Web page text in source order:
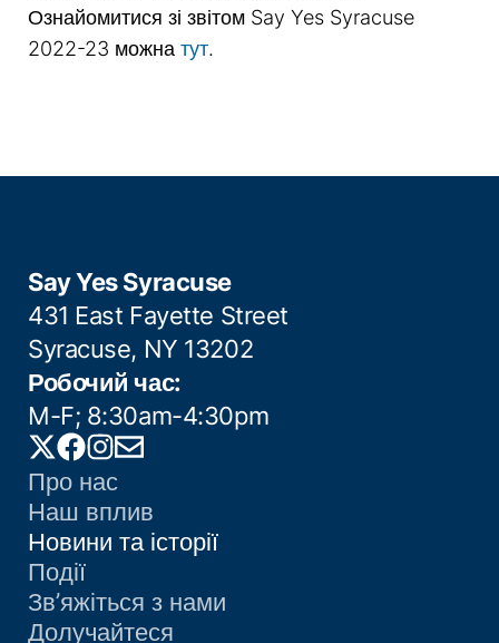
Ознайомитися зі звітом Say Yes Syracuse
2022-23 можна тут.
Say Yes Syracuse
431 East Fayette Street
Syracuse, NY 13202
Робочий час:
M-F; 8:30am-4:30pm
Twitter
Facebook
Instagram
Про нас
Наш вплив
Новини та історії
Події
Зв’яжіться з нами
Долучайтеся